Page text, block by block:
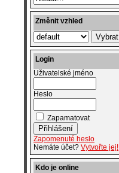
Změnit vzhled
Login
Uživatelské jméno
Heslo
Zapamatovat
Zapomenuté heslo
Nemáte účet? Vytvořte jej!
Kdo je online